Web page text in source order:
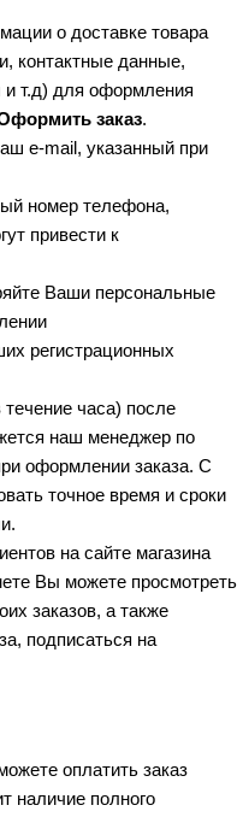
о доставке товара
контактные данные,
и т.д) для оформления
заказ.
e-mail, указанный при
номер телефона,
привести к
Ваши персональные
регистрационных
часа) после
наш менеджер по
оформлении заказа. С
точное время и сроки
на сайте магазина
Вы можете просмотреть
заказов, а также
подписаться на
оплатить заказ
наличие полного